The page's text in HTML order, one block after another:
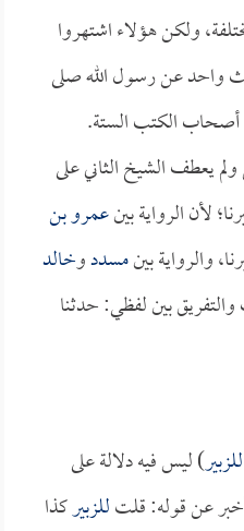
ولكن هؤلاء اشتهروا
واحد عن رسول الله صلى
أصحاب الكتب الستة.
يعطف الشيخ الثاني على
لأن الرواية بينعمرو بن
والرواية بينمسددوخالد
بين لفظي: حدثنا
للزبير) ليس فيه دلالة على
أخبر عن قوله: قلتللزبيركذا